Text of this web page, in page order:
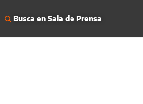
Busca en Sala de Prensa